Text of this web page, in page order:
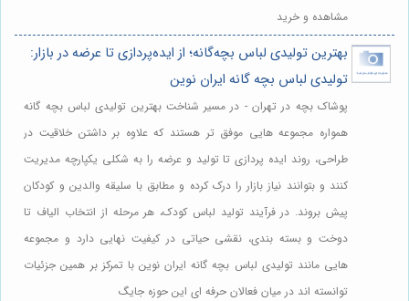
مشاهده و خرید
بهترین تولیدی لباس بچه‌گانه؛ از ایده‌پردازی تا عرضه در بازار:
تولیدی لباس بچه گانه ایران نوین
پوشاک بچه در تهران - در مسیر شناخت بهترین تولیدی لباس بچه گانه
همواره مجموعه هایی موفق تر هستند که علاوه بر داشتن خلاقیت در
طراحی، روند ایده پردازی تا تولید و عرضه را به شکلی یکپارچه مدیریت
کنند و بتوانند نیاز بازار را درک کرده و مطابق با سلیقه والدین و کودکان
پیش بروند. در فرآیند تولید لباس کودک، هر مرحله از انتخاب الیاف تا
دوخت و بسته بندی، نقشی حیاتی در کیفیت نهایی دارد و مجموعه
هایی مانند تولیدی لباس بچه گانه ایران نوین با تمرکز بر همین جزئیات
توانسته اند در میان فعالان حرفه ای این حوزه جایگ